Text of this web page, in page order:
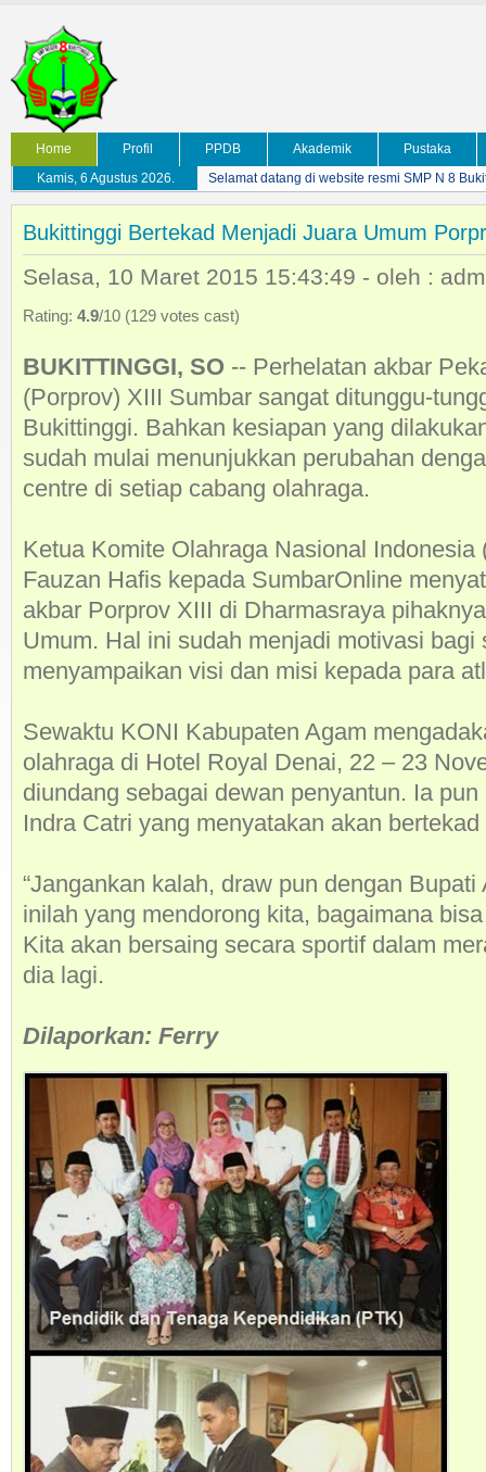
Home Profil PPDB Akademik
Pustaka
Kamis, 6 Agustus 2026.
Selamat datang di website resmi SMP N 8
Bukittinggi Bertekad Menjadi Juara Umum
Selasa, 10 Maret 2015 15:43:49 - oleh :
Rating: 4.9/10 (129 votes cast)
BUKITTINGGI, SO -- Perhelatan akbar
(Porprov) XIII Sumbar sangat ditunggu-
Bukittinggi. Bahkan kesiapan yang
sudah mulai menunjukkan perubahan
centre di setiap cabang olahraga.
Ketua Komite Olahraga Nasional
Fauzan Hafis kepada SumbarOnline
akbar Porprov XIII di Dharmasraya
Umum. Hal ini sudah menjadi motivasi bagi
menyampaikan visi dan misi kepada para
Sewaktu KONI Kabupaten Agam
olahraga di Hotel Royal Denai, 22 – 23
diundang sebagai dewan penyantun. Ia
Indra Catri yang menyatakan akan
“Jangankan kalah, draw pun dengan
inilah yang mendorong kita, bagaimana
Kita akan bersaing secara sportif dalam
dia lagi.
Dilaporkan: Ferry